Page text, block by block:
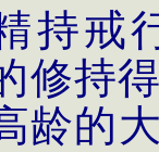
持戒
修持
龄的